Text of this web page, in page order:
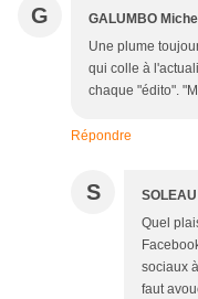
G GALUMBO Michel
Une plume
qui colle à
chaque "édito".
Répondre
S SOLEAU
Quel
sociaux
faut